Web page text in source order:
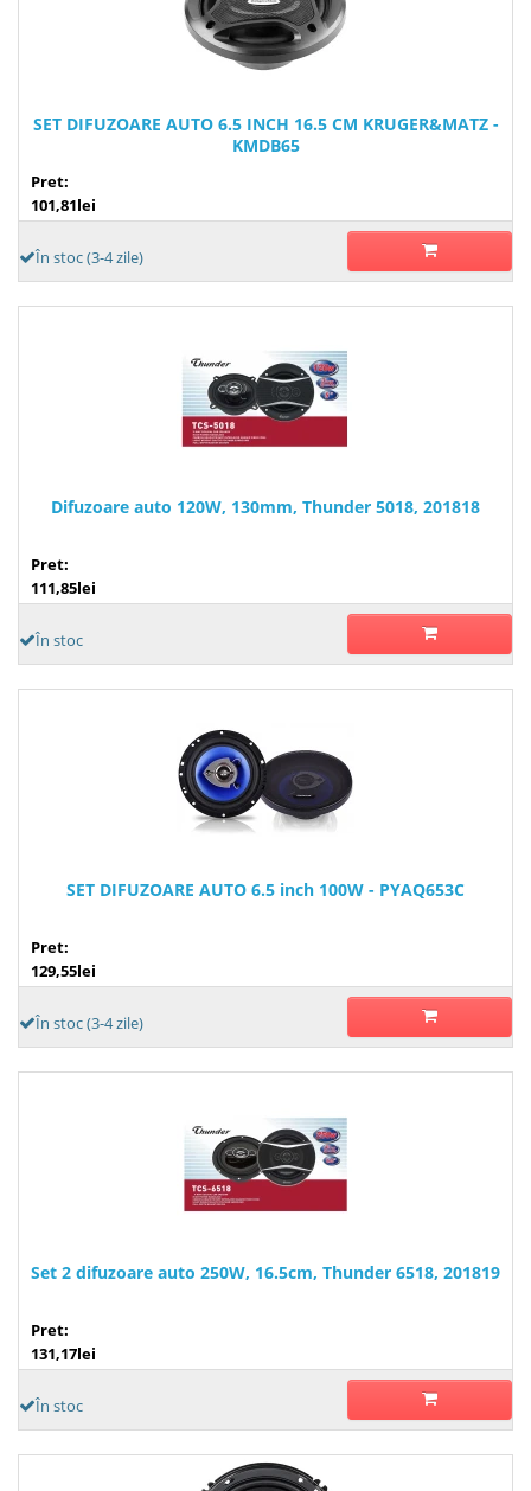
SET DIFUZOARE AUTO 6.5 INCH 16.5 CM KRUGER&MATZ -
KMDB65
Pret:
101,81lei
În stoc (3-4 zile)
Difuzoare auto 120W, 130mm, Thunder 5018, 201818
Pret:
111,85lei
În stoc
SET DIFUZOARE AUTO 6.5 inch 100W - PYAQ653C
Pret:
129,55lei
În stoc (3-4 zile)
Set 2 difuzoare auto 250W, 16.5cm, Thunder 6518, 201819
Pret:
131,17lei
În stoc